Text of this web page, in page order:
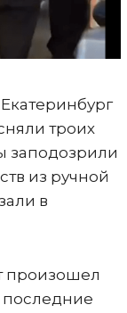
троих
заподозрили
из ручной
в
произошел
последние